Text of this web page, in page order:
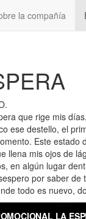
la compañía
que rige mis
ese destello, el
Este estado
llena mis ojos de
en algún lugar
por saber
todo es nuevo,